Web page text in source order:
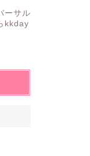
ーサル
kkday